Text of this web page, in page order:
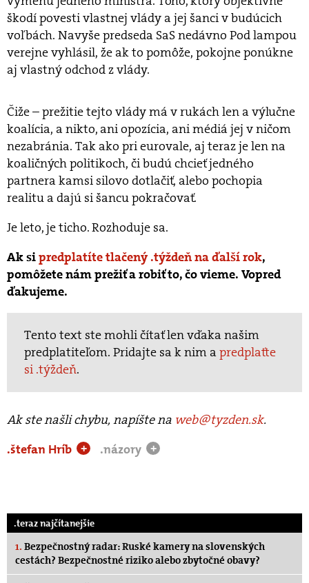
škodí povesti vlastnej vlády a jej šanci v budúcich
voľbách. Navyše predseda SaS nedávno Pod lampou
verejne vyhlásil, že ak to pomôže, pokojne ponúkne
aj vlastný odchod z vlády.
Čiže – prežitie tejto vlády má v rukách len a výlučne
koalícia, a nikto, ani opozícia, ani médiá jej v ničom
nezabránia. Tak ako pri eurovale, aj teraz je len na
koaličných politikoch, či budú chcieť jedného
partnera kamsi silovo dotlačiť, alebo pochopia
realitu a dajú si šancu pokračovať.
Je leto, je ticho. Rozhoduje sa.
Ak sipredplatíte tlačený .týždeň na ďalší rok,
pomôžete nám prežiť a robiť to, čo vieme. Vopred
ďakujeme.
Tento text ste mohli čítať len vďaka našim
predplatiteľom. Pridajte sa k nim apredplaťte
si .týždeň.
Ak ste našli chybu, napíšte na web@tyzden.sk.
.štefan Hríb
+ .názory +
.teraz najčítanejšie
1. Bezpečnostný radar: Ruské kamery na slovenských
cestách? Bezpečnostné riziko alebo zbytočné obavy?